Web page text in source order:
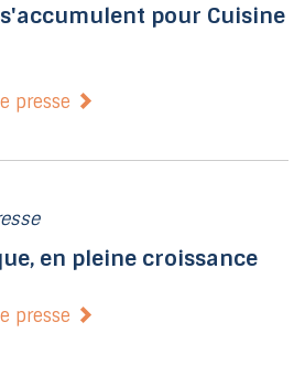
pour Cuisine
presse
en pleine croissance
presse